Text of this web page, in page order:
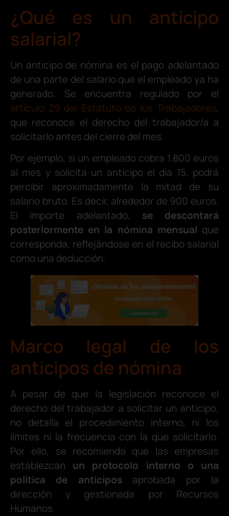
¿Qué es un anticipo
salarial?
Un anticipo de nómina es el pago adelantado
de una parte del salario que el empleado ya ha
generado. Se encuentra regulado por el
artículo 29 del Estatuto de los Trabajadores,
que reconoce el derecho del trabajador/a a
solicitarlo antes del cierre del mes.
Por ejemplo, si un empleado cobra 1.800 euros
al mes y solicita un anticipo el día 15, podrá
percibir aproximadamente la mitad de su
salario bruto. Es decir, alrededor de 900 euros.
El importe adelantado, se descontará
posteriormente en la nómina mensual que
corresponda, reflejándose en el recibo salarial
como una deducción.
Marco legal de los
anticipos de nómina
A pesar de que la legislación reconoce el
derecho del trabajador a solicitar un anticipo,
no detalla el procedimiento interno, ni los
límites ni la frecuencia con la que solicitarlo.
Por ello, se recomienda que las empresas
establezcan un protocolo interno o una
política de anticiposaprobada por la
dirección y gestionada por Recursos
Humanos.